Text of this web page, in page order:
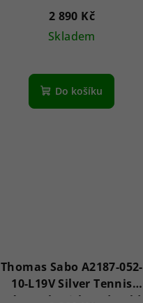
2 890 Kč
Skladem
Do košíku
Thomas Sabo A2187-052-
10-L19V Silver Tennis